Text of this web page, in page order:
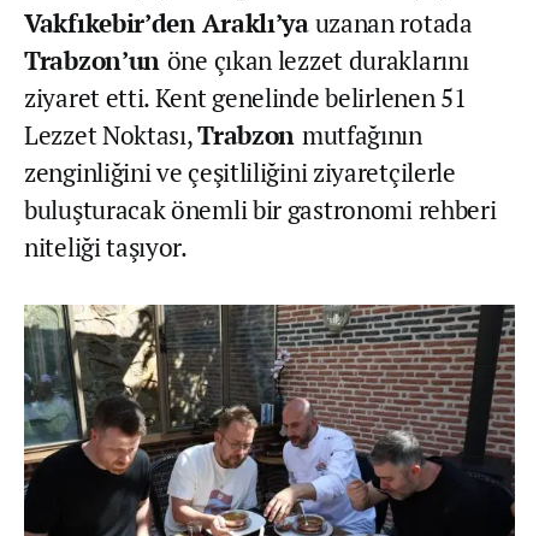
Vakfıkebir’den Araklı’yauzanan rotada
Trabzon’un öne çıkan lezzet duraklarını
ziyaret etti. Kent genelinde belirlenen 51
Lezzet Noktası,Trabzon mutfağının
zenginliğini ve çeşitliliğini ziyaretçilerle
buluşturacak önemli bir gastronomi rehberi
niteliği taşıyor.